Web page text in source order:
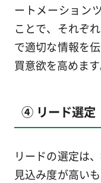
ートメーション
ことで、それぞ
で適切な情報を
買意欲を高めます
④ リード選定
リードの選定は
見込み度が高い